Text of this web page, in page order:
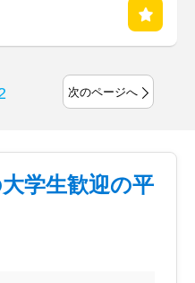
次のページへ
学生歓迎の平